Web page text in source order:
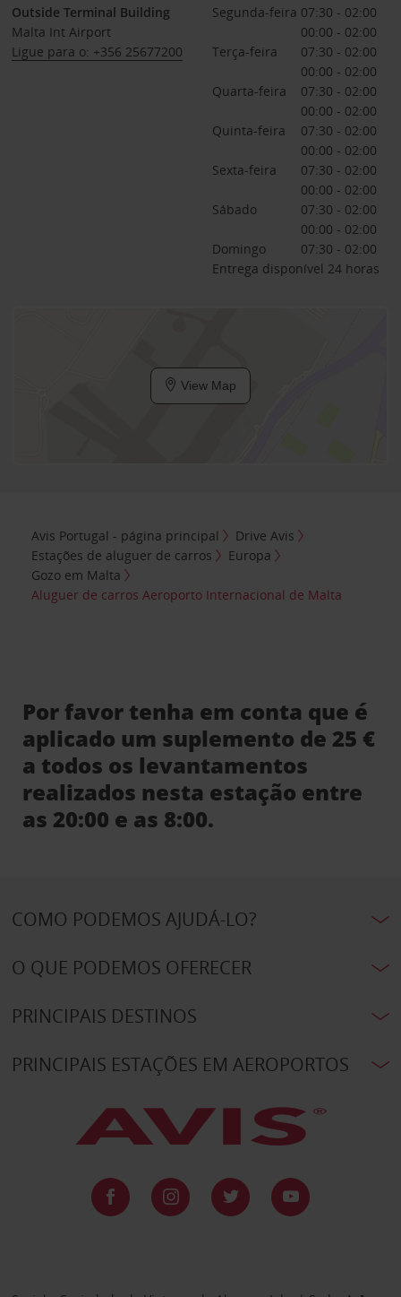
Outside Terminal Building
Malta Int Airport
Ligue para o: +356 25677200
Segunda-feira 07:30 - 02:00
00:00 - 02:00
Terça-feira
07:30 - 02:00
00:00 - 02:00
Quarta-feira
07:30 - 02:00
00:00 - 02:00
Quinta-feira
07:30 - 02:00
00:00 - 02:00
Sexta-feira
07:30 - 02:00
00:00 - 02:00
Sábado
07:30 - 02:00
00:00 - 02:00
Domingo
07:30 - 02:00
Entrega disponível 24 horas
View Map
Avis Portugal - página principal
Drive Avis
Estações de aluguer de carros
Europa
Gozo em Malta
Aluguer de carros Aeroporto Internacional de Malta
Por favor tenha em conta que é
aplicado um suplemento de 25 €
a todos os levantamentos
realizados nesta estação entre
as 20:00 e as 8:00.
COMO PODEMOS AJUDÁ-LO?
O QUE PODEMOS OFERECER
PRINCIPAIS DESTINOS
PRINCIPAIS ESTAÇÕES EM AEROPORTOS